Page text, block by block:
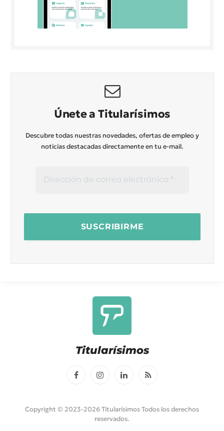
Únete a Titularísimos
Descubre todas nuestras novedades, ofertas de empleo y
noticias destacadas directamente en tu e-mail.
Titularísimos
FacebookInstagramLinkedInRSS
Copyright © 2023-2026 Titularísimos Todos los derechos
reservados.